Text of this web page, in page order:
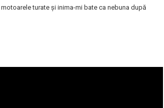
turate și inima-mi bate ca nebuna după